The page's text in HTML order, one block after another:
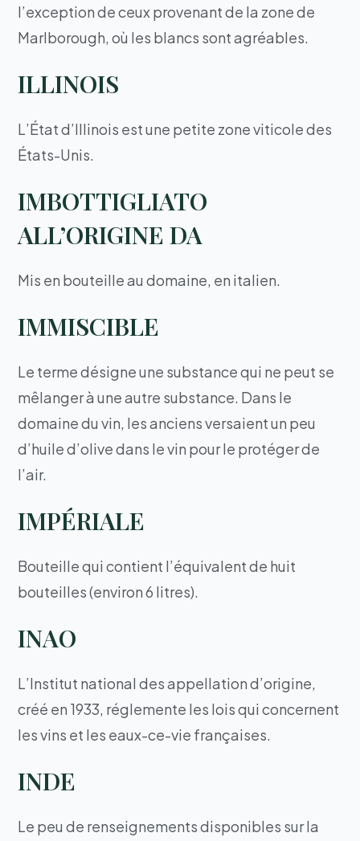
l’exception de ceux provenant de la zone de
Marlborough, où les blancs sont agréables.
ILLINOIS
L’État d’Illinois est une petite zone viticole des
États-Unis.
IMBOTTIGLIATO
ALL’ORIGINE DA
Mis en bouteille au domaine, en italien.
IMMISCIBLE
Le terme désigne une substance qui ne peut se
mêlanger à une autre substance. Dans le
domaine du vin, les anciens versaient un peu
d’huile d’olive dans le vin pour le protéger de
l’air.
IMPÉRIALE
Bouteille qui contient l’équivalent de huit
bouteilles (environ 6 litres).
INAO
L’Institut national des appellation d’origine,
créé en 1933, réglemente les lois qui concernent
les vins et les eaux-ce-vie françaises.
INDE
Le peu de renseignements disponibles sur la